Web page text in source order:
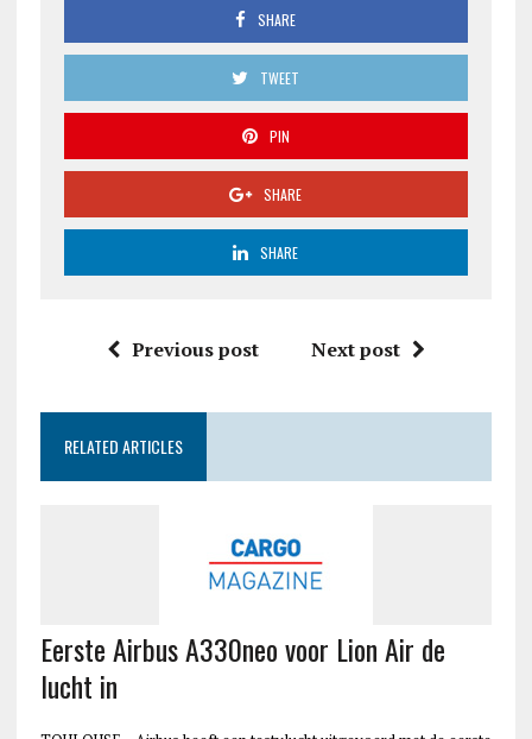
SHARE
TWEET
PIN
SHARE
SHARE
Previous post Next post
RELATED ARTICLES
Eerste Airbus A330neo voor Lion Air de
lucht in